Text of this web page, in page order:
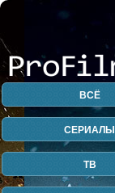
ВСЁ
СЕРИАЛЫ
ТВ